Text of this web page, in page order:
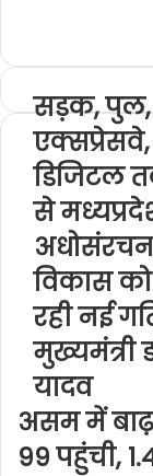
सड़क, पुल,
एक्सप्रेसवे,
डिजिटल
से
विकास
रही नई
मुख्यमंत्री
यादव
असम में
99 पहुंची,